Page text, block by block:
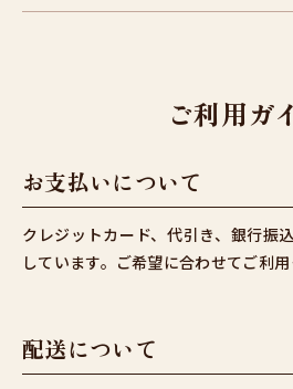
ご利用ガ
お支払いについて
クレジットカード、代引き、銀行振
しています。ご希望に合わせてご利用
配送について